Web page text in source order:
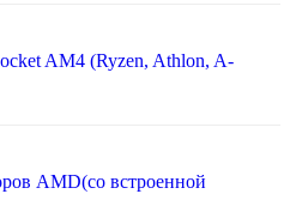
AM4 (Ryzen, Athlon, A-
AMD(со встроенной